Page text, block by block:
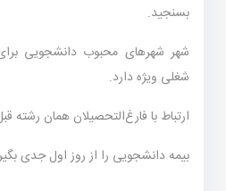
بسنجید.
شهر شهرهای محبوب دانشجویی
شغلی ویژه دارد.
ارتباط با فارغ‌التحصیلان همان رشته
بیمه دانشجویی را از روز اول جدی